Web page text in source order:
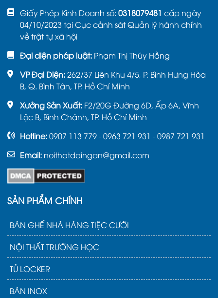
Giấy Phép Kinh Doanh số: 0318079481 cấp ngày
04/10/2023 tại Cục cảnh sát Quản lý hành chính
về trật tự xã hội
Đại diện pháp luật: Phạm Thị Thúy Hằng
VP Đại Diện:262/37 Liên Khu 4/5, P. Bình Hưng Hòa
B, Q. Bình Tân, TP. Hồ Chí Minh
Xưởng Sản Xuất: F2/20G Đường 6D, Ấp 6A, Vĩnh
Lộc B, Bình Chánh, TP. Hồ Chí Minh
Hotline:0907 113 779 - 0963 721 931 - 0987 721 931
Email: noithatdaingan@gmail.com
SẢN PHẨM CHÍNH
BÀN GHẾ NHÀ HÀNG TIỆC CƯỚI
NỘI THẤT TRƯỜNG HỌC
TỦ LOCKER
BÀN INOX